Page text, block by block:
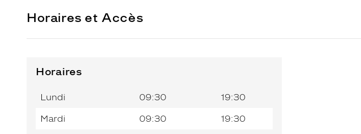
Horaires et Accès
Horaires
Jour de
semaine
Horaires
l’après-
Lundi 09:30 19:30
Mardi 09:30 19:30